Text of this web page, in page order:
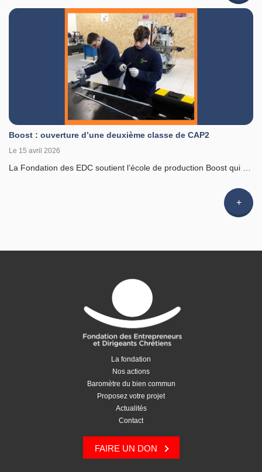
l'article
Boost : ouverture d’une deuxième classe de CAP2
Le 15 avril 2026
La Fondation des EDC soutient l’école de production Boost qui …
l'article
La fondation
Nos actions
Baromètre du bien commun
Proposez votre projet
Actualités
Contact
FAIRE UN DON